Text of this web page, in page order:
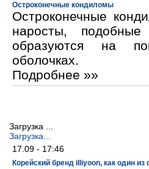
Остроконечные кондиломы
Остроконечные
наросты,
образуются на
оболочках.
Подробнее »»
Загрузка ...
Загрузка...
17.09 - 17:46
Корейский бренд illiyoon, как один